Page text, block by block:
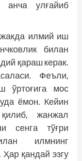
анча улғайиб
илмий иш
билан
қараш керак.
Феъли,
ўртоғига мос
ёмон. Кейин
жанжал
сенга тўғри
илмнинг
қандай эзгу